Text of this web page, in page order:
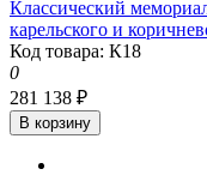
Классический
карельского и
Код товара: К18
0
281 138 ₽
В корзину